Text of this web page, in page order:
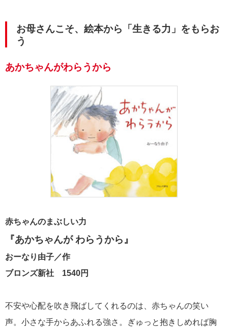
お母さんこそ、絵本から「生きる力」をもらお
う
あかちゃんがわらうから
赤ちゃんのまぶしい力
『あかちゃんが わらうから』
おーなり由子／作
ブロンズ新社 1540円
不安や心配を吹き飛ばしてくれるのは、赤ちゃんの笑い
声。小さな手からあふれる強さ。ぎゅっと抱きしめれば胸